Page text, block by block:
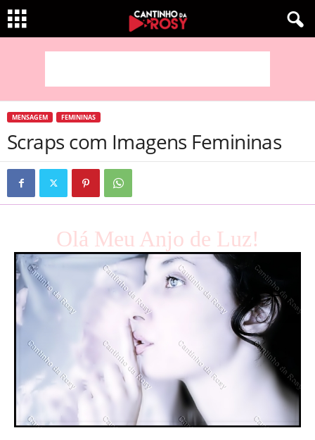
MENSAGEM FEMININAS
Scraps com Imagens Femininas
Olá Meu Anjo de Luz!